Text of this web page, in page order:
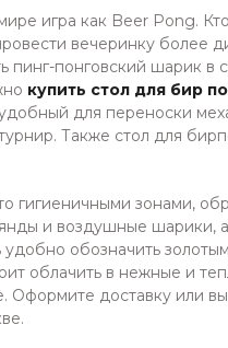
игра как Beer Pong.
вечеринку более
пинг-понговский шарик в
купить стол для бир
для переноски
Также стол для
гигиеничными зонами,
и воздушные шарики,
обозначить
облачить в нежные и
Оформите доставку или